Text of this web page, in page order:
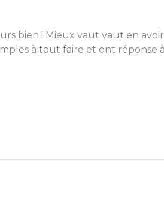
bien ! Mieux vaut vaut en
à tout faire et ont